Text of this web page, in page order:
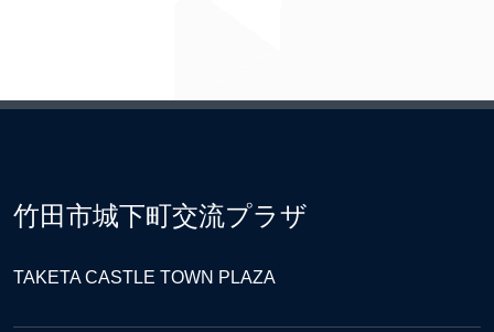
竹田市城下町交流プラザ
TAKETA CASTLE TOWN PLAZA